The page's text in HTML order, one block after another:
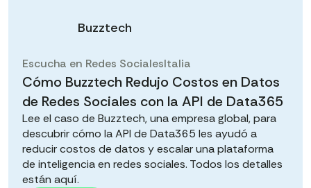
Cómo Buzztech Redujo Costos en Datos
de Redes Sociales con la API de Data365
Lee el caso de Buzztech, una empresa global, para
descubrir cómo la API de Data365 les ayudó a
reducir costos de datos y escalar una plataforma
de inteligencia en redes sociales. Todos los detalles
están aquí.
Buzztech
Escucha en Redes SocialesItalia